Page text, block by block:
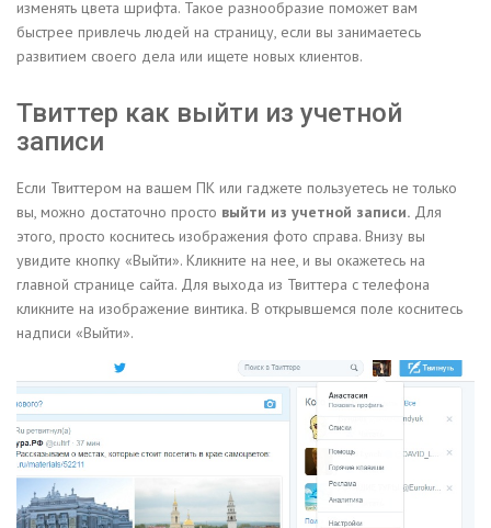
изменять цвета шрифта. Такое разнообразие поможет вам
быстрее привлечь людей на страницу, если вы занимаетесь
развитием своего дела или ищете новых клиентов.
Твиттер как выйти из учетной
записи
Если Твиттером на вашем ПК или гаджете пользуетесь не только
вы, можно достаточно просто выйти из учетной записи. Для
этого, просто коснитесь изображения фото справа. Внизу вы
увидите кнопку «Выйти». Кликните на нее, и вы окажетесь на
главной странице сайта. Для выхода из Твиттера с телефона
кликните на изображение винтика. В открывшемся поле коснитесь
надписи «Выйти».